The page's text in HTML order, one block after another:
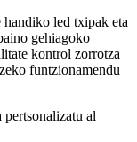
led txipak eta
gehiagoko
kontrol zorrotza
funtzionamendu
al